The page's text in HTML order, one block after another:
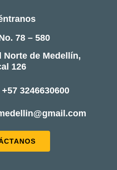
78 – 580
Norte de Medellín,
126
3246630600